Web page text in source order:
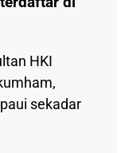
HKI
sekadar